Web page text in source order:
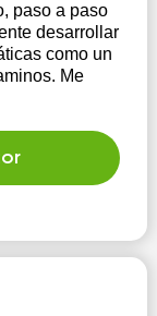
paso a paso
desarrollar
como un
Me